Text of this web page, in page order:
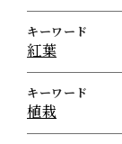
キーワード
紅葉
キーワード
植栽